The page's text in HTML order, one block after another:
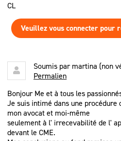
CL
Veuillez vous connecter pour
Soumis parmartina (non
Permalien
Bonjour Me et à tous les
Je suis intimé dans une procédure
mon avocat et moi-même
seulement à l' irrecevabilité de l'
devant le CME.